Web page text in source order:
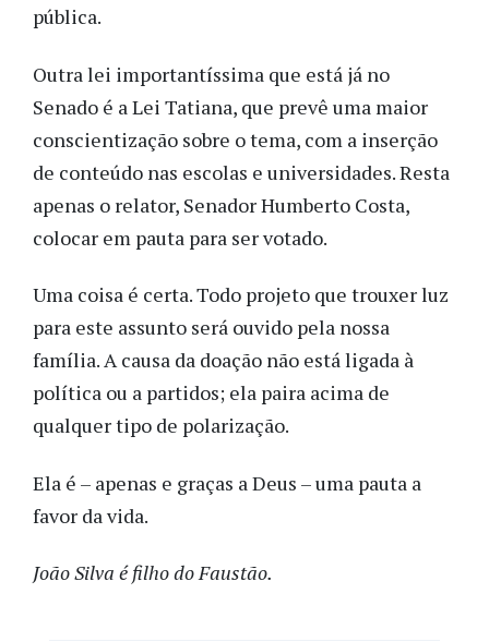
pública.
Outra lei importantíssima que está já no
Senado é a Lei Tatiana, que prevê uma maior
conscientização sobre o tema, com a inserção
de conteúdo nas escolas e universidades. Resta
apenas o relator, Senador Humberto Costa,
colocar em pauta para ser votado.
Uma coisa é certa. Todo projeto que trouxer luz
para este assunto será ouvido pela nossa
família. A causa da doação não está ligada à
política ou a partidos; ela paira acima de
qualquer tipo de polarização.
Ela é – apenas e graças a Deus – uma pauta a
favor da vida.
João Silva é filho do Faustão.